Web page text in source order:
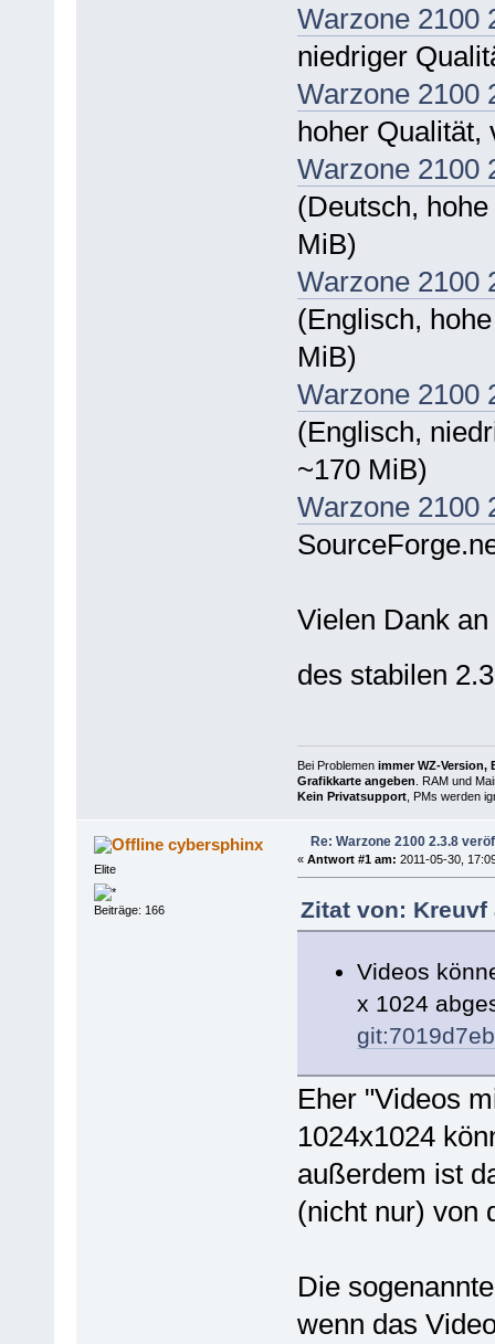
Warzone 2100
niedriger
Warzone 2100
hoher Qualität,
Warzone 2100
(Deutsch,
MiB)
Warzone 2100
(Englisch,
MiB)
Warzone 2100
(Englisch,
~170 MiB)
Warzone 2100
Vielen Dank an
des stabilen
Bei Problemen immer WZ-Version,
Grafikkarte angeben . RAM und
Kein Privatsupport, PMs werden
cybersphinx
Elite
Beiträge: 166
Re: Warzone 2100 2.3.8
« Antwort #1 am: 2011-05-30,
Zitat von: Kreuvf
Videos
x 1024
Eher "Videos
1024x1024
außerdem ist
(nicht nur) von
Die
wenn das